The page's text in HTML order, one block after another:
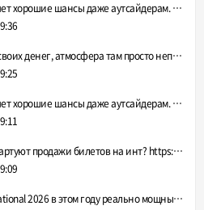
Формат групп оставляет хорошие шансы даже аутсайдерам. https…
Билеты на инт стоят своих денег, атмосфера там просто непере…
Формат групп оставляет хорошие шансы даже аутсайдерам. https…
Подскажите, когда стартуют продажи билетов на инт? https://g…
Участники The International 2026 в этом году реально мощные.…